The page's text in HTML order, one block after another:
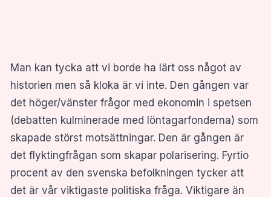
Man kan tycka att vi borde ha lärt oss något av
historien men så kloka är vi inte. Den gången var
det höger/vänster frågor med ekonomin i spetsen
(debatten kulminerade med löntagarfonderna) som
skapade störst motsättningar. Den är gången är
det flyktingfrågan som skapar polarisering. Fyrtio
procent av den svenska befolkningen tycker att
det är vår viktigaste politiska fråga. Viktigare än